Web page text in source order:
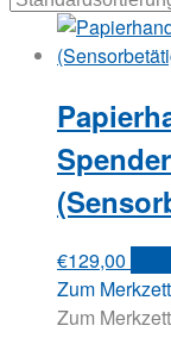
Spender
€129,00
Zum
Zum